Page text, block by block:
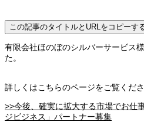
この記事のタイトルとURLをコピーす
有限会社ほのぼのシルバーサービス
た。
詳しくはこちらのページをご覧くださ
>>今後、確実に拡大する市場でお仕
ジビジネス」パートナー募集